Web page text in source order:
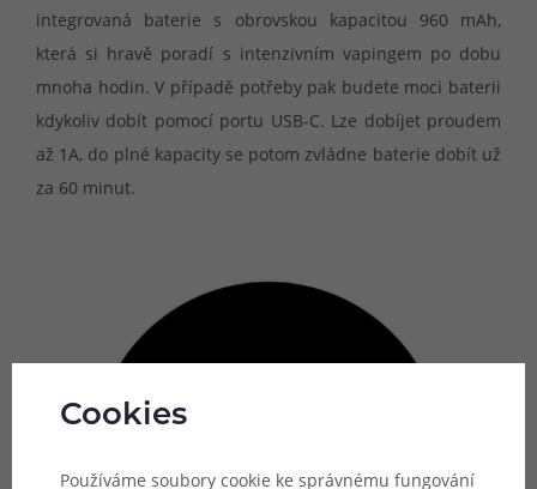
integrovaná baterie s obrovskou kapacitou 960 mAh,
která si hravě poradí s intenzivním vapingem po dobu
mnoha hodin. V případě potřeby pak budete moci baterii
kdykoliv dobít pomocí portu USB-C. Lze dobíjet proudem
až 1A, do plné kapacity se potom zvládne baterie dobít už
za 60 minut.
Cookies
Používáme soubory cookie ke správnému fungování